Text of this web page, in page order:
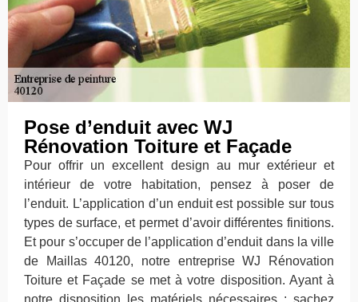
Pose d’enduit avec WJ
Rénovation Toiture et Façade
Pour offrir un excellent design au mur extérieur et
intérieur de votre habitation, pensez à poser de
l’enduit. L’application d’un enduit est possible sur tous
types de surface, et permet d’avoir différentes finitions.
Et pour s’occuper de l’application d’enduit dans la ville
de Maillas 40120, notre entreprise WJ Rénovation
Toiture et Façade se met à votre disposition. Ayant à
notre disposition les matériels nécessaires ; sachez